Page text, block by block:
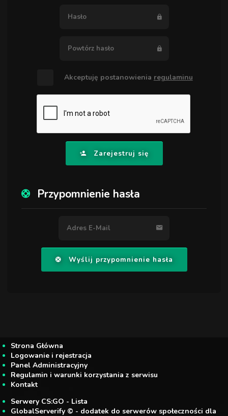
Akceptuję postanowienia regulaminu
Zarejestruj się
Przypomnienie hasła
Wyślij przypomnienie hasła
Strona Główna
Logowanie i rejestracja
Panel Administracyjny
Regulamin i warunki korzystania z serwisu
Kontakt
Serwery CS:GO - Lista
GlobalServerify © - dodatek do serwerów społeczności dla